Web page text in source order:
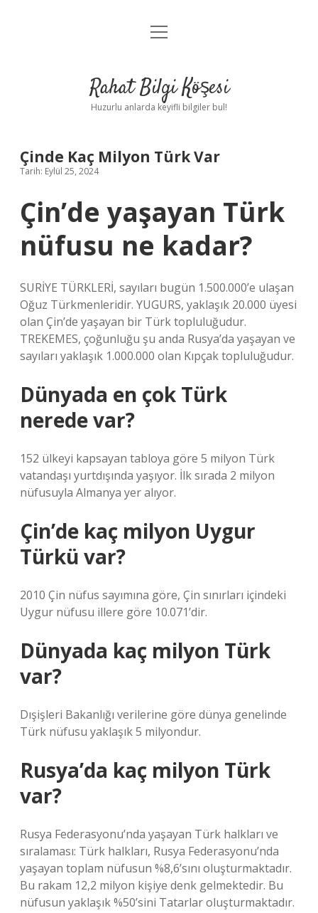
Anasayfa
Yasal Uyarı
menüyü
Rahat Bilgi Köşesi
Huzurlu anlarda keyifli bilgiler bul!
Çinde Kaç Milyon Türk Var
Tarih: Eylül 25, 2024
Çin’de yaşayan Türk
nüfusu ne kadar?
SURİYE TÜRKLERİ, sayıları bugün 1.500.000’e ulaşan
Oğuz Türkmenleridir. YUGURS, yaklaşık 20.000 üyesi
olan Çin’de yaşayan bir Türk topluluğudur.
TREKEMES, çoğunluğu şu anda Rusya’da yaşayan ve
sayıları yaklaşık 1.000.000 olan Kıpçak topluluğudur.
Dünyada en çok Türk
nerede var?
152 ülkeyi kapsayan tabloya göre 5 milyon Türk
vatandaşı yurtdışında yaşıyor. İlk sırada 2 milyon
nüfusuyla Almanya yer alıyor.
Çin’de kaç milyon Uygur
Türkü var?
2010 Çin nüfus sayımına göre, Çin sınırları içindeki
Uygur nüfusu illere göre 10.071’dir.
Dünyada kaç milyon Türk
var?
Dışişleri Bakanlığı verilerine göre dünya genelinde
Türk nüfusu yaklaşık 5 milyondur.
Rusya’da kaç milyon Türk
var?
Rusya Federasyonu’nda yaşayan Türk halkları ve
sıralaması: Türk halkları, Rusya Federasyonu’nda
yaşayan toplam nüfusun %8,6’sını oluşturmaktadır.
Bu rakam 12,2 milyon kişiye denk gelmektedir. Bu
nüfusun yaklaşık %50’sini Tatarlar oluşturmaktadır.